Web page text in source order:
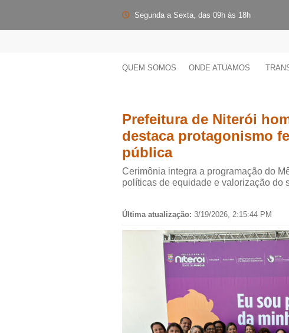
Segunda a Sexta, das 09h às 18h
QUEM SOMOS ONDE ATUAMOS
Prefeitura de Niterói
destaca protagonismo
pública
Cerimônia integra a programação do
políticas de equidade e valorização do
Última atualização: 3/19/2026, 2:15:44 PM